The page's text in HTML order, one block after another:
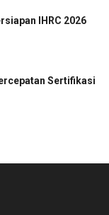
IHRC 2026
Sertifikasi